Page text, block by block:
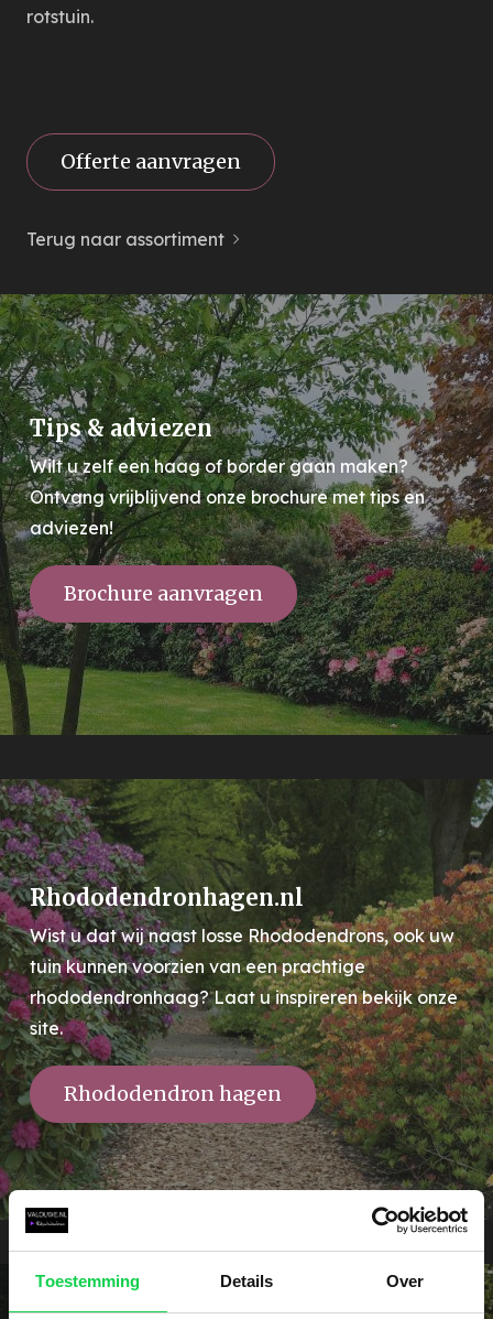
Toestemming Details Over
rotstuin.
Offerte aanvragen
Terug naar assortiment
Tips & adviezen
Wilt u zelf een haag of border gaan maken?
Ontvang vrijblijvend onze brochure met tips en
adviezen!
Brochure aanvragen
Rhododendronhagen.nl
Wist u dat wij naast losse Rhododendrons, ook uw
tuin kunnen voorzien van een prachtige
rhododendronhaag? Laat u inspireren bekijk onze
site.
Rhododendron hagen